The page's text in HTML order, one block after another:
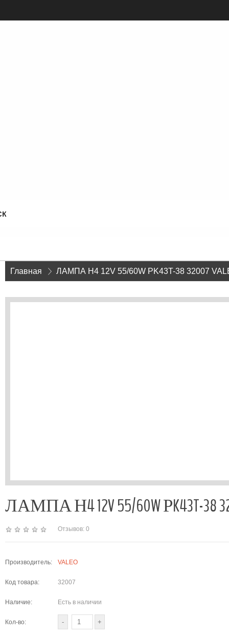
Главная » ЛАМПА Н4 12V 55/60W РK43T-38 32007
ЛАМПА Н4 12V 55/60W РK43T-38
Отзывов: 0
Производитель: VALEO
Код товара: 32007
Наличие: Есть в наличии
Кол-во: